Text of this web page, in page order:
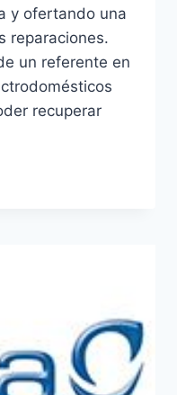
y ofertando una
reparaciones.
un referente en
recuperar